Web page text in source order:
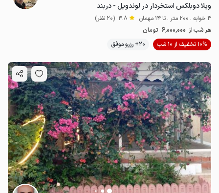
ویلا دوبلکس استخردار در لوندویل - دربند
3 خوابه . 200 متر . تا 14 مهمان 4.8 (20 نظر)
هر شب از 6٬000٬000 تومان
10% تخفیف از 10 شب
20+ رزرو موفق